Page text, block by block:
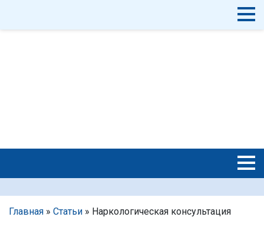
Главная » Статьи » Наркологическая консультация